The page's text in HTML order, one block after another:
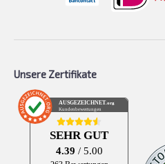
Unsere Zertifikate
AUSGEZEICHNET.org
Kundenbewertungen
SEHR GUT
4.39 / 5.00